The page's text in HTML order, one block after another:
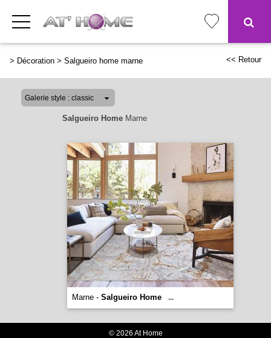
> Décoration > Salgueiro home marne << Retour
Salgueiro HomeMarne
Marne - Salgueiro Home ...
© 2026 At Home